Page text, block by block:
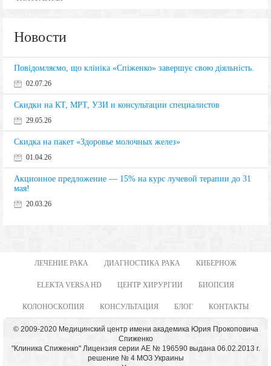
Новости
Повідомляємо, що клініка «Спіженко» завершує свою діяльність.
02.07.26
Скидки на КТ, МРТ, УЗИ и консультации специалистов
29.05.26
Скидка на пакет «Здоровье молочных желез»
01.04.26
Акционное предложение — 15% на курс лучевой терапии до 31
мая!
20.03.26
ЛЕЧЕНИЕ РАКА ДИАГНОСТИКА РАКА КИБЕРНОЖ
ELEKTA VERSA HD ЦЕНТР ХИРУРГИИ БИОПСИЯ
КОЛОНОСКОПИЯ КОНСУЛЬТАЦИЯ БЛОГ КОНТАКТЫ
© 2009-2020 Медицинский центр имени академика Юрия Прокоповича
Спиженко
"Клиника Спиженко" Лицензия серии АЕ № 196590 выдана 06.02.2013 г.
решение № 4 МОЗ Украины